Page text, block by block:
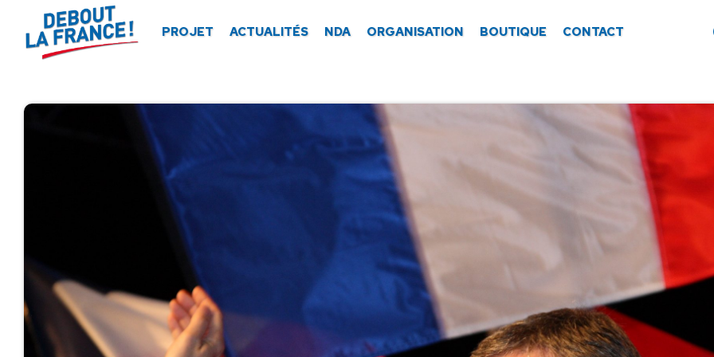
PROJET ACTUALITÉS NDA ORGANISATION BOUTIQUE CONTACT
Panneau de gestion des cookies